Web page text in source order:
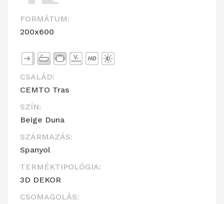
FORMÁTUM:
200x600
CSALÁD:
CEMTO Tras
SZÍN:
Beige Duna
SZÁRMAZÁS:
Spanyol
TERMÉKTIPOLÓGIA:
3D DEKOR
CSOMAGOLÁS: